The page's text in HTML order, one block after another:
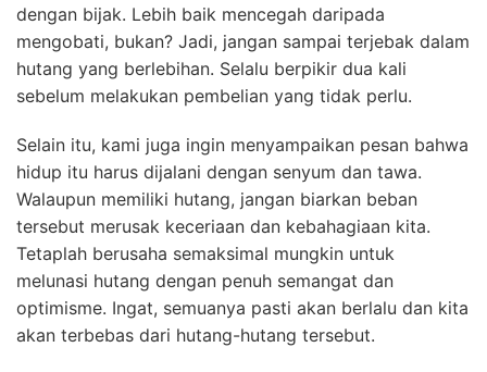
dengan bijak. Lebih baik mencegah daripada
mengobati, bukan? Jadi, jangan sampai terjebak dalam
hutang yang berlebihan. Selalu berpikir dua kali
sebelum melakukan pembelian yang tidak perlu.
Selain itu, kami juga ingin menyampaikan pesan bahwa
hidup itu harus dijalani dengan senyum dan tawa.
Walaupun memiliki hutang, jangan biarkan beban
tersebut merusak keceriaan dan kebahagiaan kita.
Tetaplah berusaha semaksimal mungkin untuk
melunasi hutang dengan penuh semangat dan
optimisme. Ingat, semuanya pasti akan berlalu dan kita
akan terbebas dari hutang-hutang tersebut.